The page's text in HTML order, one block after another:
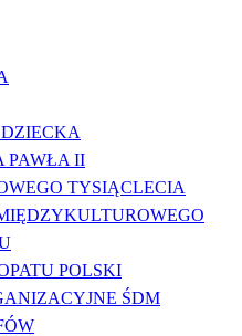
PAWŁA II
TYSIĄCLECIA
POLSKI
ŚDM